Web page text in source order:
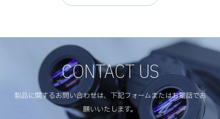
CONTACT US
製品に関するお問い合わせは、下記フォームまたはお電話でお
願いいたします。